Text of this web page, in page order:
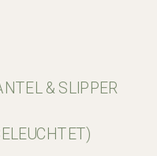
& SLIPPER